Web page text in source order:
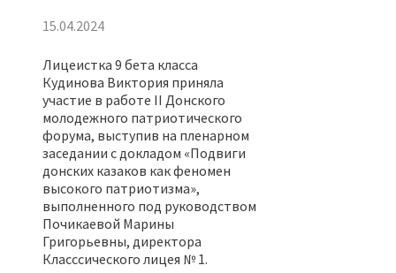
15.04.2024
Лицеистка 9 бета класса
Кудинова Виктория приняла
участие в работе II Донского
молодежного патриотического
форума, выступив на пленарном
заседании с докладом «Подвиги
донских казаков как феномен
высокого патриотизма»,
выполненного под руководством
Почикаевой Марины
Григорьевны, директора
Класссического лицея № 1.